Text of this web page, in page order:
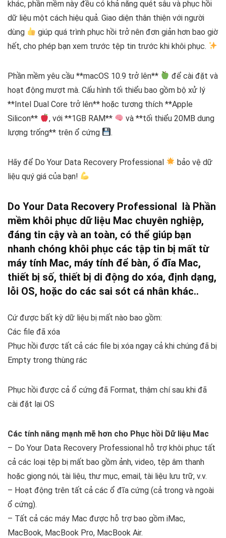
khác, phần mềm này đều có khả năng quét sâu và phục hồi
dữ liệu một cách hiệu quả. Giao diện thân thiện với người
dùng
giúp quá trình phục hồi trở nên đơn giản hơn bao giờ
hết, cho phép bạn xem trước tệp tin trước khi khôi phục.
Phần mềm yêu cầu **macOS 10.9 trở lên**
để cài đặt và
hoạt động mượt mà. Cấu hình tối thiểu bao gồm bộ xử lý
**Intel Dual Core trở lên** hoặc tương thích **Apple
Silicon**
, với **1GB RAM**
và **tối thiểu 20MB dung
lượng trống** trên ổ cứng
.
Hãy để Do Your Data Recovery Professional
bảo vệ dữ
liệu quý giá của bạn!
Do Your Data Recovery Professional là Phần
mềm khôi phục dữ liệu Mac chuyên nghiệp,
đáng tin cậy và an toàn, có thể giúp bạn
nhanh chóng khôi phục các tập tin bị mất từ
máy tính Mac, máy tính để bàn, ổ đĩa Mac,
thiết bị số, thiết bị di động do xóa, định dạng,
lỗi OS, hoặc do các sai sót cá nhân khác..
Cứ được bất kỳ dữ liệu bị mất nào bao gồm:
Các file đã xóa
Phục hồi được tất cả các file bị xóa ngay cả khi chúng đã bị
Empty trong thùng rác
Phục hồi được cả ổ cứng đã Format, thậm chí sau khi đã
cài đặt lại OS
Các tính năng mạnh mẽ hơn cho Phục hồi Dữ liệu Mac
– Do Your Data Recovery Professional hỗ trợ khôi phục tất
cả các loại tệp bị mất bao gồm ảnh, video, tệp âm thanh
hoặc giọng nói, tài liệu, thư mục, email, tài liệu lưu trữ, v.v.
– Hoạt động trên tất cả các ổ đĩa cứng (cả trong và ngoài
ổ cứng).
– Tất cả các máy Mac được hỗ trợ bao gồm iMac,
MacBook, MacBook Pro, MacBook Air.